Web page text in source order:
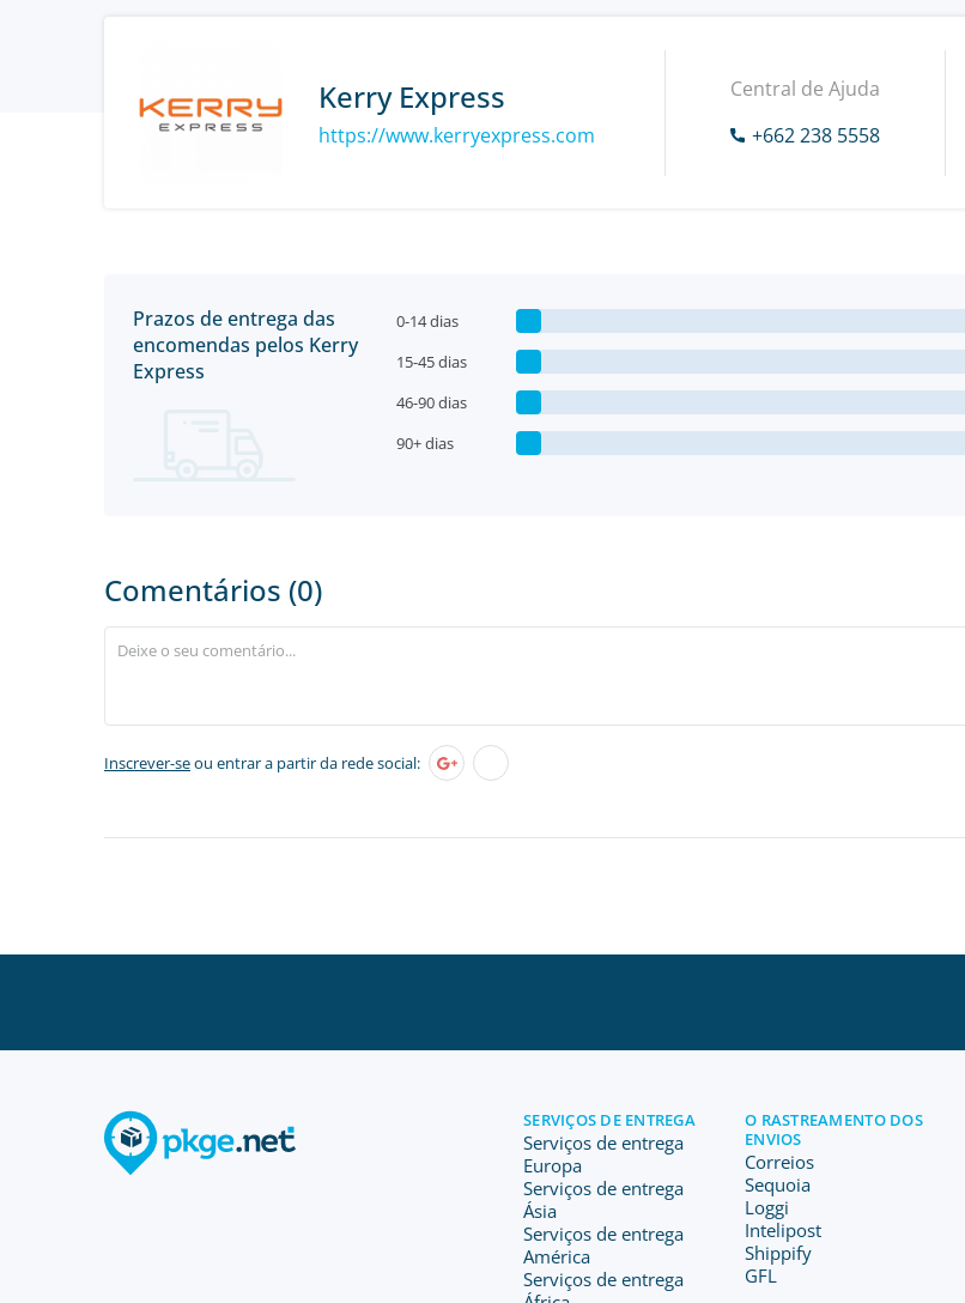
Kerry Express
https://www.kerryexpress.com
Central de Ajuda
+662 238 5558
Prazos de entrega das
encomendas pelos Kerry
Express
0-14 dias
15-45 dias
46-90 dias
90+ dias
Comentários (0)
Inscrever-seou entrar a partir da rede social:
SERVIÇOS DE ENTREGA
Serviços de entrega
Europa
Serviços de entrega
Ásia
Serviços de entrega
América
Serviços de entrega
O RASTREAMENTO DOS
ENVIOS
Correios
Sequoia
Loggi
Intelipost
Shippify
GFL